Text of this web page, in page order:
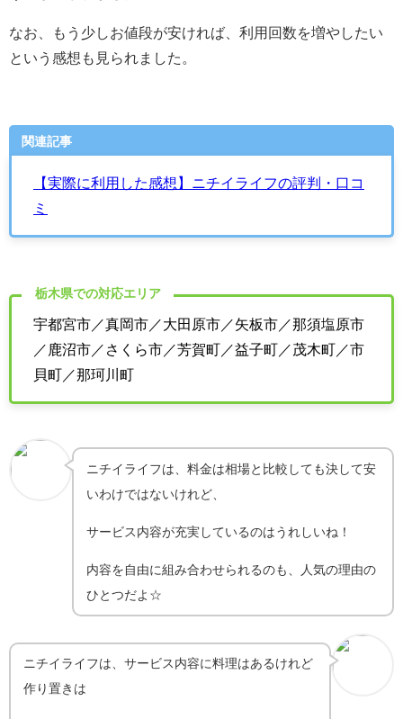
なお、もう少しお値段が安ければ、利用回数を増やしたい
という感想も見られました。
関連記事
【実際に利用した感想】ニチイライフの評判・口コ
ミ
栃木県での対応エリア
宇都宮市／真岡市／大田原市／矢板市／那須塩原市
／鹿沼市／さくら市／芳賀町／益子町／茂木町／市
貝町／那珂川町
ニチイライフは、料金は相場と比較しても決して安
いわけではないけれど、
サービス内容が充実しているのはうれしいね！
内容を自由に組み合わせられるのも、人気の理由の
ひとつだよ☆
ニチイライフは、サービス内容に料理はあるけれど
作り置きは